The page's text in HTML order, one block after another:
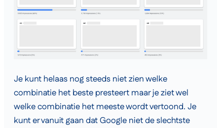
Je kunt helaas nog steeds niet zien welke
combinatie het beste presteert maar je ziet wel
welke combinatie het meeste wordt vertoond. Je
kunt er vanuit gaan dat Google niet de slechtste